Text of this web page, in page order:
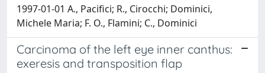
1997-01-01 A., Pacifici; R., Cirocchi; Dominici,
Michele Maria; F. O., Flamini; C., Dominici
Carcinoma of the left eye inner canthus:
exeresis and transposition flap